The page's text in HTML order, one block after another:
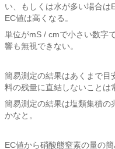
い、もしくは水が多い場合
EC値は高くなる。
単位がmS / cmで小さい数字
響も無視できない。
簡易測定の結果はあくまで目
料の残量に直結しないことは
簡易測定の結果は塩類集積の
かなと。
EC値から硝酸態窒素の量の